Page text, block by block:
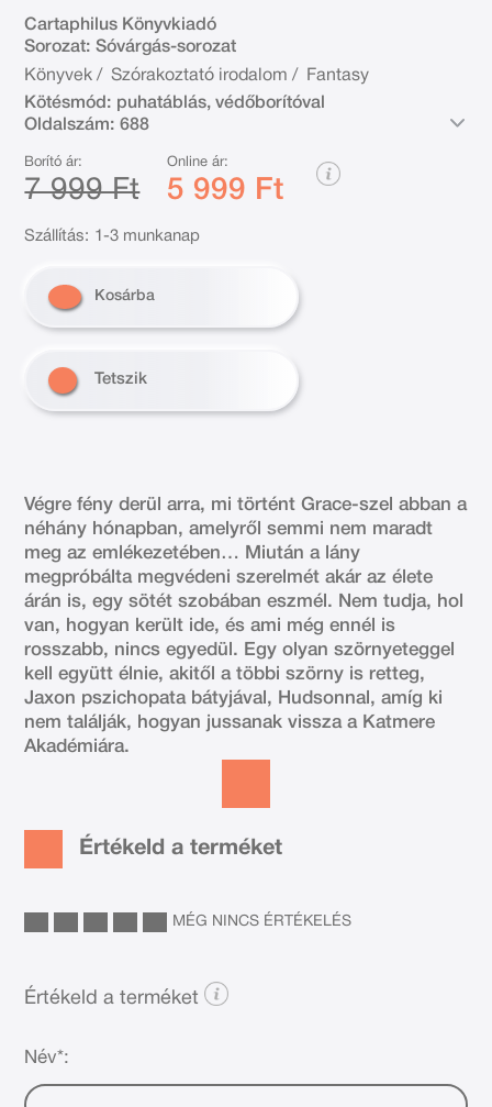
Cartaphilus Könyvkiadó
Sorozat: Sóvárgás-sorozat
Könyvek / Szórakoztató irodalom /
Fantasy
Kötésmód: puhatáblás, védőborítóval
Oldalszám: 688
Borító ár:
7 999 Ft
Online ár:
5 999 Ft
Szállítás: 1-3 munkanap
Kosárba
Tetszik
Végre fény derül arra, mi történt Grace-szel abban a
néhány hónapban, amelyről semmi nem maradt
meg az emlékezetében… Miután a lány
megpróbálta megvédeni szerelmét akár az élete
árán is, egy sötét szobában eszmél. Nem tudja, hol
van, hogyan került ide, és ami még ennél is
rosszabb, nincs egyedül. Egy olyan szörnyeteggel
kell együtt élnie, akitől a többi szörny is retteg,
Jaxon pszichopata bátyjával, Hudsonnal, amíg ki
nem találják, hogyan jussanak vissza a Katmere
Akadémiára.
Értékeld a terméket
MÉG NINCS ÉRTÉKELÉS
Értékeld a terméket
Név*: